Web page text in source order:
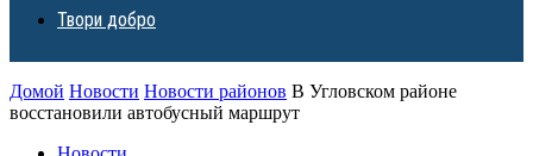
Твори добро
Домой Новости Новости районов В Угловском районе
восстановили автобусный маршрут